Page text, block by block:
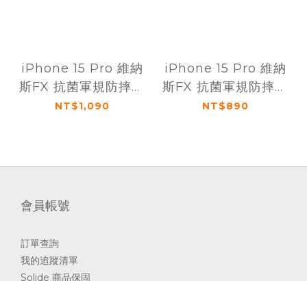
iPhone 15 Pro 維納
斯FX 抗菌軍規防摔磁
吸手機殼 (附透明霧面
NT$1,090
iPhone 15 Pro 維納
斯FX 抗菌軍規防摔手
機殼
NT$890
會員帳號
訂單查詢
我的追蹤清單
Solide 商品保固